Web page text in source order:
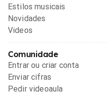
Estilos musicais
Novidades
Videos
Comunidade
Entrar ou criar conta
Enviar cifras
Pedir videoaula